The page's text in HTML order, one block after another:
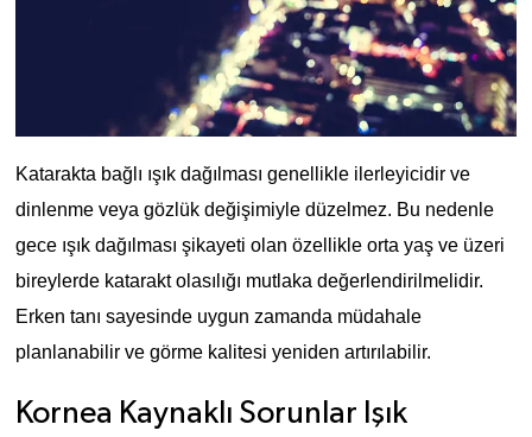
Katarakta bağlı ışık dağılması genellikle ilerleyicidir ve
dinlenme veya gözlük değişimiyle düzelmez. Bu nedenle
gece ışık dağılması şikayeti olan özellikle orta yaş ve üzeri
bireylerde katarakt olasılığı mutlaka değerlendirilmelidir.
Erken tanı sayesinde uygun zamanda müdahale
planlanabilir ve görme kalitesi yeniden artırılabilir.
Kornea Kaynaklı Sorunlar Işık